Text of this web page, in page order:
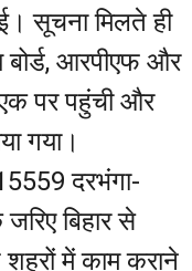
सूचना मिलते ही
बोर्ड, आरपीएफ और
पर पहुंची और
गया।
दरभंगा-
बिहार से
में काम कराने